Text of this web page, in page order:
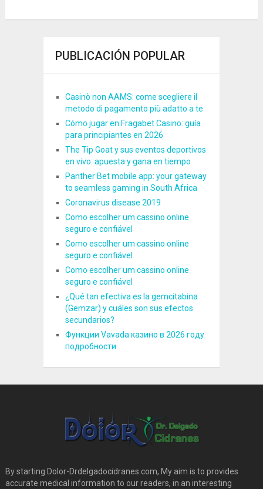
PUBLICACIÓN POPULAR
Casinò non AAMS: come scegliere il
metodo di pagamento più adatto a te
Cómo jugar en Fragabet Casino: guía
para principiantes en 2026
The Tip Goat y sus eventos deportivos
en vivo: apuesta y gana en tiempo
Panther Bet mobile app: your gateway
to seamless gaming in South Africa
Coronavirus disease 2019
Como escolher um cassino online
seguro e confiável
Como escolher um cassino online
seguro e confiável
Como escolher um cassino online
seguro e confiável
¿Qué tan efectiva es la gemcitabina
(Gemzar) y cuáles son sus efectos
secundarios?
Функции Vavada казино в 2026 году
подробности
By starting Dolor-Drdelgadocidranes.com, My aim is to provides
accurate medical information to our readers, in an interesting